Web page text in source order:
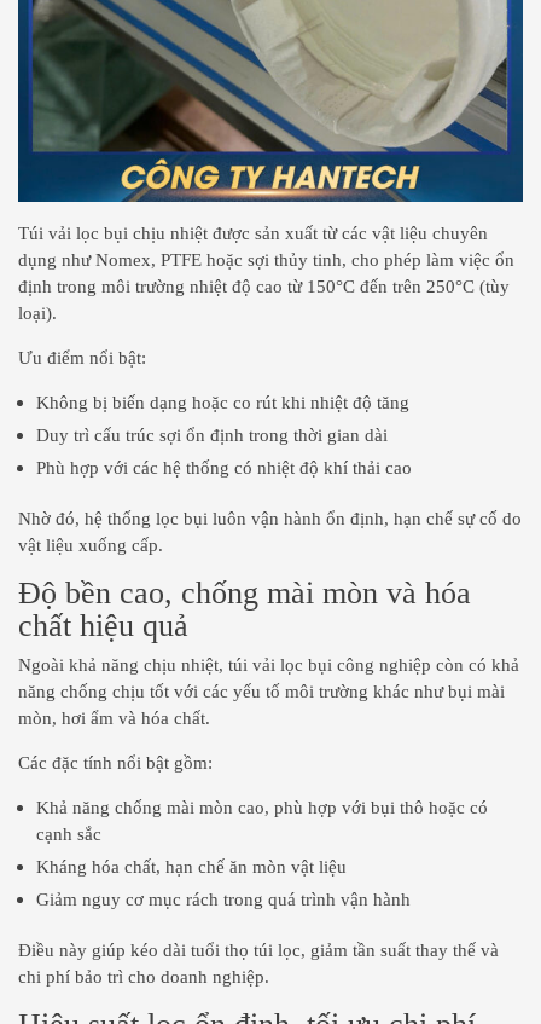
Túi vải lọc bụi chịu nhiệt được sản xuất từ các vật liệu chuyên
dụng như Nomex, PTFE hoặc sợi thủy tinh, cho phép làm việc ổn
định trong môi trường nhiệt độ cao từ 150°C đến trên 250°C (tùy
loại).
Ưu điểm nổi bật:
Không bị biến dạng hoặc co rút khi nhiệt độ tăng
Duy trì cấu trúc sợi ổn định trong thời gian dài
Phù hợp với các hệ thống có nhiệt độ khí thải cao
Nhờ đó, hệ thống lọc bụi luôn vận hành ổn định, hạn chế sự cố do
vật liệu xuống cấp.
Độ bền cao, chống mài mòn và hóa
chất hiệu quả
Ngoài khả năng chịu nhiệt, túi vải lọc bụi công nghiệp còn có khả
năng chống chịu tốt với các yếu tố môi trường khác như bụi mài
mòn, hơi ẩm và hóa chất.
Các đặc tính nổi bật gồm:
Khả năng chống mài mòn cao, phù hợp với bụi thô hoặc có
cạnh sắc
Kháng hóa chất, hạn chế ăn mòn vật liệu
Giảm nguy cơ mục rách trong quá trình vận hành
Điều này giúp kéo dài tuổi thọ túi lọc, giảm tần suất thay thế và
chi phí bảo trì cho doanh nghiệp.